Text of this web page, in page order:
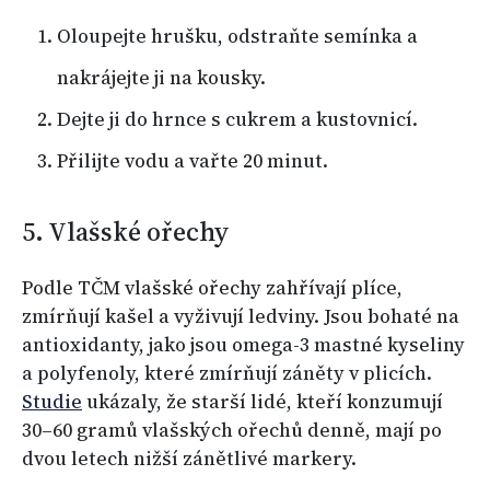
Oloupejte hrušku, odstraňte semínka a
nakrájejte ji na kousky.
Dejte ji do hrnce s cukrem a kustovnicí.
Přilijte vodu a vařte 20 minut.
5. Vlašské ořechy
Podle TČM vlašské ořechy zahřívají plíce,
zmírňují kašel a vyživují ledviny. Jsou bohaté na
antioxidanty, jako jsou omega-3 mastné kyseliny
a polyfenoly, které zmírňují záněty v plicích.
Studie ukázaly, že starší lidé, kteří konzumují
30–60 gramů vlašských ořechů denně, mají po
dvou letech nižší zánětlivé markery.